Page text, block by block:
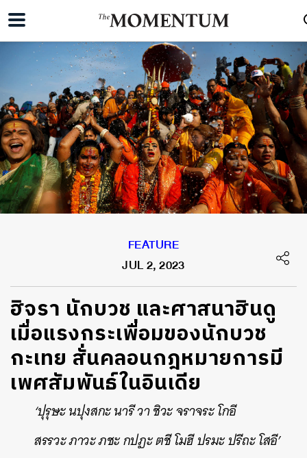
FEATURE
JUL 2, 2023
ฮิจรา นักบวช และศาสนาฮินดู
เมื่อแรงกระเพื่อมของนักบวช
กะเทย สั่นคลอนกฎหมายการมี
เพศสัมพันธ์ในอินเดีย
‘ปุรุษะ นปุงสกะ นารี วา ชิวะ จราจระ โกอี
สรรวะ ภาวะ ภชะ กปฏะ ตชี โมฮี ปรมะ ปรีถะ โสอี’